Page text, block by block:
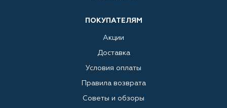
ПОКУПАТЕЛЯМ
Акции
Доставка
Условия оплаты
Правила возврата
Советы и обзоры